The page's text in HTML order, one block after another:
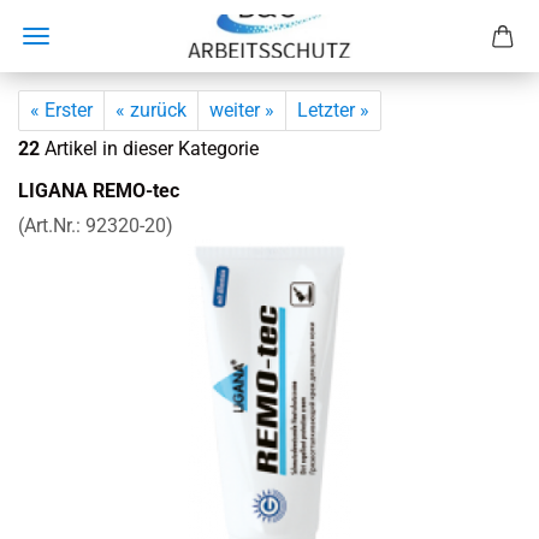
« Erster « zurück weiter »
Letzter »
22 Artikel in dieser Kategorie
LI­GA­NA REMO-​tec
(Art.Nr.: 92320-​20)